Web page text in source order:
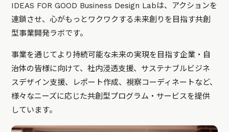
IDEAS FOR GOOD Business Design Labは、アクションを
連鎖させ、心がもっとワクワクする未来創りを目指す共創
型事業開発ラボです。
事業を通じてより持続可能な未来の実現を目指す企業・自
治体の皆様に向けて、社内浸透支援、サステナブルビジネ
スデザイン支援、レポート作成、視察コーディネートなど、
様々なニーズに応じた共創型プログラム・サービスを提供
しています。